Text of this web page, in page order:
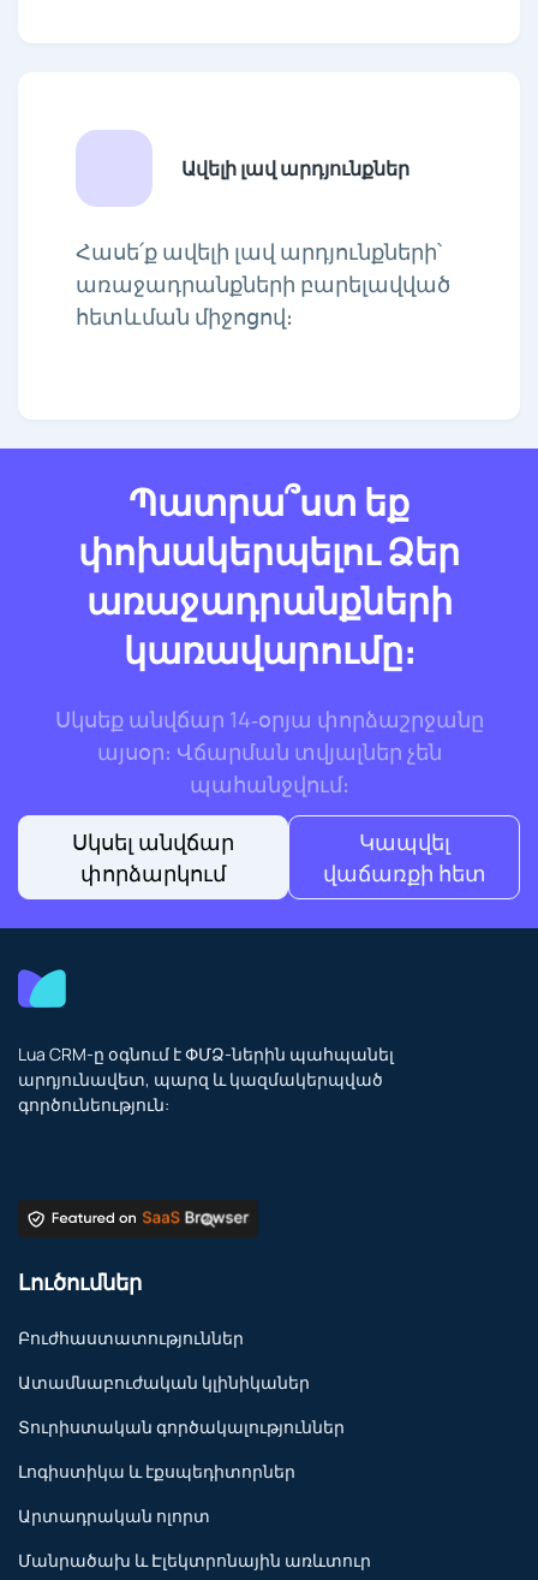
Ավելի լավ արդյունքներ
Հասե՛ք ավելի լավ արդյունքների՝
առաջադրանքների բարելավված
հետևման միջոցով։
Պատրա՞ստ եք
փոխակերպելու Ձեր
առաջադրանքների
կառավարումը։
Սկսեք անվճար 14‑օրյա փորձաշրջանը
այսօր։ Վճարման տվյալներ չեն
պահանջվում։
Սկսել անվճար
փորձարկում
Կապվել
վաճառքի հետ
Lua CRM-ը օգնում է ՓՄՁ-ներին պահպանել
արդյունավետ, պարզ և կազմակերպված
գործունեություն:
Լուծումներ
Բուժհաստատություններ
Ատամնաբուժական կլինիկաներ
Տուրիստական գործակալություններ
Լոգիստիկա և էքսպեդիտորներ
Արտադրական ոլորտ
Մանրածախ և Էլեկտրոնային առևտուր